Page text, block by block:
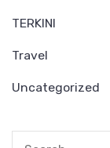
TERKINI
Travel
Uncategorized